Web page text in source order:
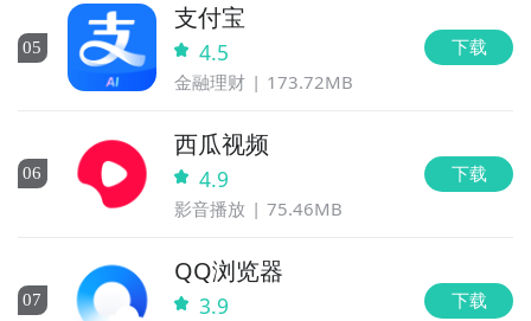
05
支付宝
4.5
金融理财 173.72MB
下载
06
西瓜视频
4.9
影音播放 75.46MB
下载
07
QQ浏览器
3.9 下载